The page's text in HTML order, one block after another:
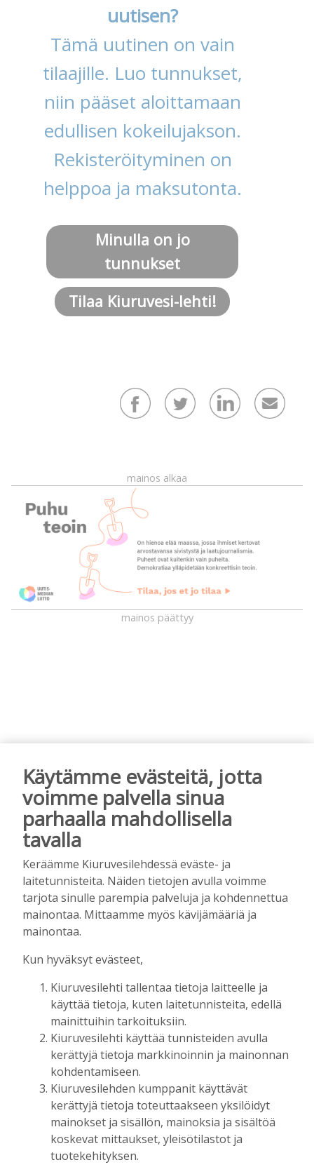
uutisen?
Tämä uutinen on vain
tilaajille. Luo tunnukset,
niin pääset aloittamaan
edullisen kokeilujakson.
Rekisteröityminen on
helppoa ja maksutonta.
Minulla on jo
tunnukset
Tilaa Kiuruvesi-lehti!
mainos alkaa
mainos päättyy
AIEMMIN AIHEESTA
Mikko Remes täyttää 50 vuotta – vaikka
villitystäkin on havaittavissa, sanoo
syntymäpäiväsankari oppineensa myös
hölläämään vauhtia
Tilaajille
Aku Laatikainen 5.8.2026 09:00
Vaikuttaako afrikkalainen sikarutto
Kiuruvedellä? “Onhan sitä osannut
Tilaajille
Liikuntasalin purku kovaa vauhtia
käynnissä – Pihalla kaivuutöitä jarruttaa
kallio
Tilaajille
Hanna Soini
Vanhan kirjaston purku alkaa – Ihmiset
saivat hakea rakennukseen jäänyttä
tavaraa pois – Katso mitä kirjastosta
löytyi
Tilaajille
Käytämme evästeitä, jotta
voimme palvella sinua
parhaalla mahdollisella
tavalla
Keräämme Kiuruvesilehdessä eväste- ja
laitetunnisteita. Näiden tietojen avulla voimme
tarjota sinulle parempia palveluja ja kohdennettua
mainontaa. Mittaamme myös kävijämääriä ja
mainontaa.
Kun hyväksyt evästeet,
Kiuruvesilehti tallentaa tietoja laitteelle ja
käyttää tietoja, kuten laitetunnisteita, edellä
mainittuihin tarkoituksiin.
Kiuruvesilehti käyttää tunnisteiden avulla
kerättyjä tietoja markkinoinnin ja mainonnan
kohdentamiseen.
Kiuruvesilehden kumppanit käyttävät
kerättyjä tietoja toteuttaakseen yksilöidyt
mainokset ja sisällön, mainoksia ja sisältöä
koskevat mittaukset, yleisötilastot ja
tuotekehityksen.